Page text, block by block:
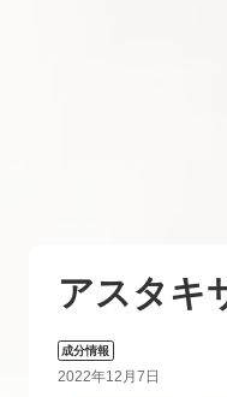
アスタキ
成分情報
2022年12月7日